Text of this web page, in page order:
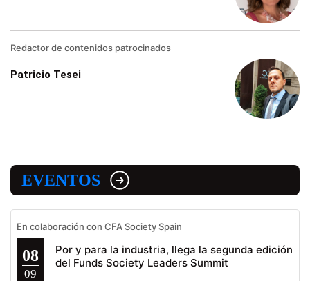
Redactor de contenidos patrocinados
Patricio Tesei
EVENTOS
En colaboración con CFA Society Spain
08
09
Por y para la industria, llega la segunda edición
del Funds Society Leaders Summit